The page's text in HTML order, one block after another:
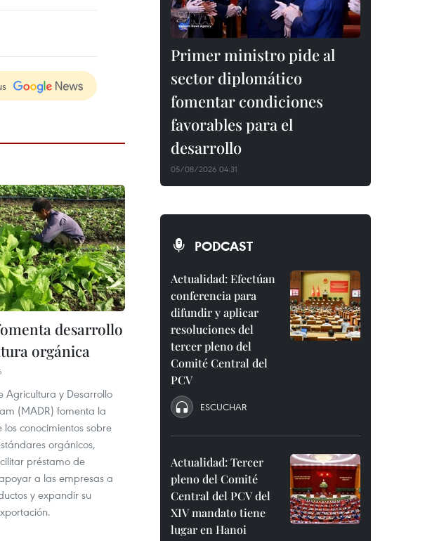
desarrollo
orgánica
Agricultura y Desarrollo
(MADR) fomenta la
conocimientos sobre
orgánicos,
préstamo de
a las empresas a
y expandir su
Primer ministro pide al
sector diplomático
fomentar condiciones
favorables para el
desarrollo
05/08/2026 04:31
PODCAST
Actualidad: Efectúan
conferencia para
difundir y aplicar
resoluciones del
tercer pleno del
Comité Central del
PCV
ESCUCHAR
Actualidad: Tercer
pleno del Comité
Central del PCV del
XIV mandato tiene
lugar en Hanoi